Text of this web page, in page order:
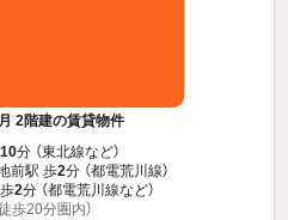
2階建の賃貸物件
10分 （東北線など）
前駅 歩2分 （都電荒川線）
2分 （都電荒川線など）
歩20分圏内）